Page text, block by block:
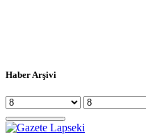
Haber Arşivi